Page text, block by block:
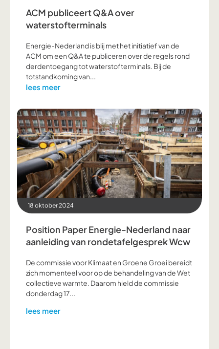
ACM publiceert Q&A over
waterstofterminals
Energie-Nederland is blij met het initiatief van de
ACM om een Q&A te publiceren over de regels rond
derdentoegang tot waterstofterminals. Bij de
totstandkoming van...
lees meer
18 oktober 2024
Position Paper Energie-Nederland naar
aanleiding van rondetafelgesprek Wcw
De commissie voor Klimaat en Groene Groei bereidt
zich momenteel voor op de behandeling van de Wet
collectieve warmte. Daarom hield de commissie
donderdag 17...
lees meer